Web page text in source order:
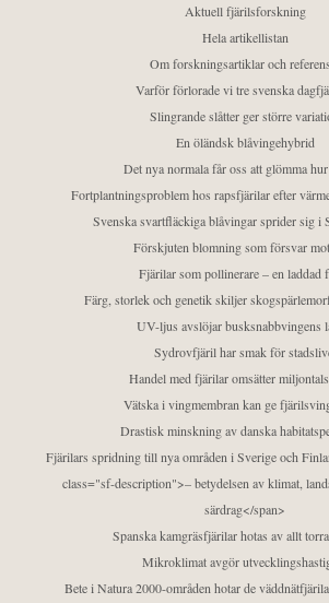
Aktuell fjärilsforskning
Hela artikellistan
Om forskningsartiklar och
Varför förlorade vi tre svenska
Slingrande slåtter ger större
En öländsk blåvingehybrid
Det nya normala får oss att glömma
Fortplantningsproblem hos rapsfjärilar efter
Svenska svartfläckiga blåvingar sprider sig i
Förskjuten blomning som försvar
Fjärilar som pollinerare – en laddad
Färg, storlek och genetik skiljer
UV-ljus avslöjar busksnabbvingens
Sydrovfjäril har smak för
Handel med fjärilar omsätter
Vätska i vingmembran kan ge
Drastisk minskning av danska
Fjärilars spridning till nya områden i Sverige och
class="sf-description">– betydelsen av klimat,
särdrag</span>
Spanska kamgräsfjärilar hotas av allt
Mikroklimat avgör
Bete i Natura 2000-områden hotar de